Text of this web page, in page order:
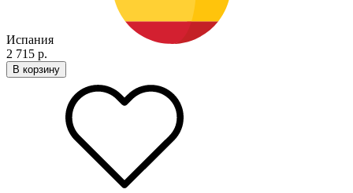
Испания
2 715 р.
В корзину